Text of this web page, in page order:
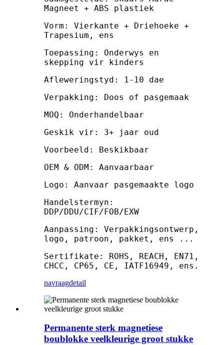
Magneet + ABS plastiek
Vorm: Vierkante + Driehoeke +
Trapesium, ens
Toepassing: Onderwys en
skepping vir kinders
Afleweringstyd: 1-10 dae
Verpakking: Doos of pasgemaak
MOQ: Onderhandelbaar
Geskik vir: 3+ jaar oud
Voorbeeld: Beskikbaar
OEM & ODM: Aanvaarbaar
Logo: Aanvaar pasgemaakte logo
Handelstermyn:
DDP/DDU/CIF/FOB/EXW
Aanpassing: Verpakkingsontwerp,
logo, patroon, pakket, ens ...
Sertifikate: ROHS, REACH, EN71,
CHCC, CP65, CE, IATF16949, ens.
navraagdetail
Permanente sterk magnetiese
boublokke veelkleurige groot stukke